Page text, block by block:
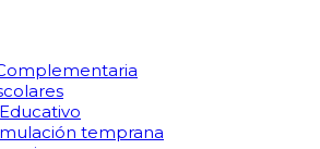
temprana